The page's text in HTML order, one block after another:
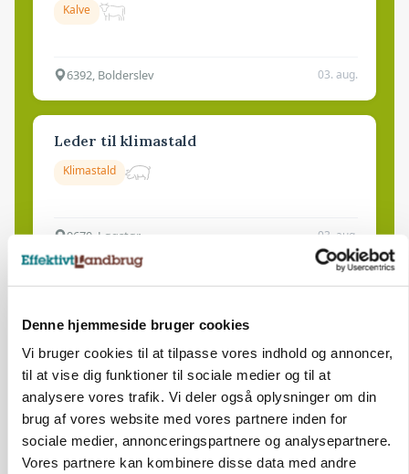
Denne hjemmeside bruger cookies
Vi bruger cookies til at tilpasse vores indhold og annoncer,
til at vise dig funktioner til sociale medier og til at
analysere vores trafik. Vi deler også oplysninger om din
brug af vores website med vores partnere inden for
sociale medier, annonceringspartnere og analysepartnere.
Vores partnere kan kombinere disse data med andre
Kalve
6392, Bolderslev 03. aug.
Leder til klimastald
Klimastald
9670, Løgstør 03. aug.